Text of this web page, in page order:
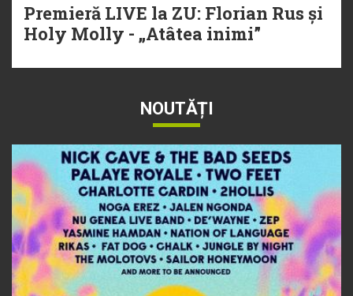
Premieră LIVE la ZU: Florian Rus și
Holy Molly - „Atâtea inimi”
NOUTĂȚI